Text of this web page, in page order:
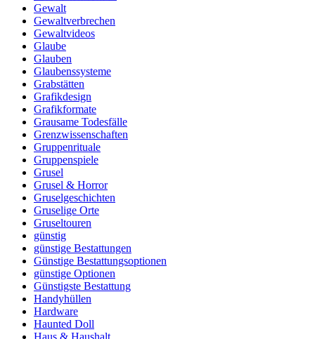
Gewalt
Gewaltverbrechen
Gewaltvideos
Glaube
Glauben
Glaubenssysteme
Grabstätten
Grafikdesign
Grafikformate
Grausame Todesfälle
Grenzwissenschaften
Gruppenrituale
Gruppenspiele
Grusel
Grusel & Horror
Gruselgeschichten
Gruselige Orte
Gruseltouren
günstig
günstige Bestattungen
Günstige Bestattungsoptionen
günstige Optionen
Günstigste Bestattung
Handyhüllen
Hardware
Haunted Doll
Haus & Haushalt